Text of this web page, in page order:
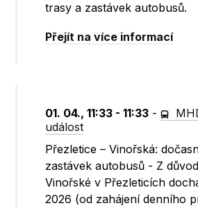
trasy a zastávek autobusů.
Přejít na více informací
01. 04., 11:33 - 11:33 -
událost
Přezletice – Vinořská:
zastávek autobusů - Z
Vinořské v Přezleticích
2026 (od zahájení denního